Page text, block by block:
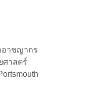
อาชญากร
ศาสตร์